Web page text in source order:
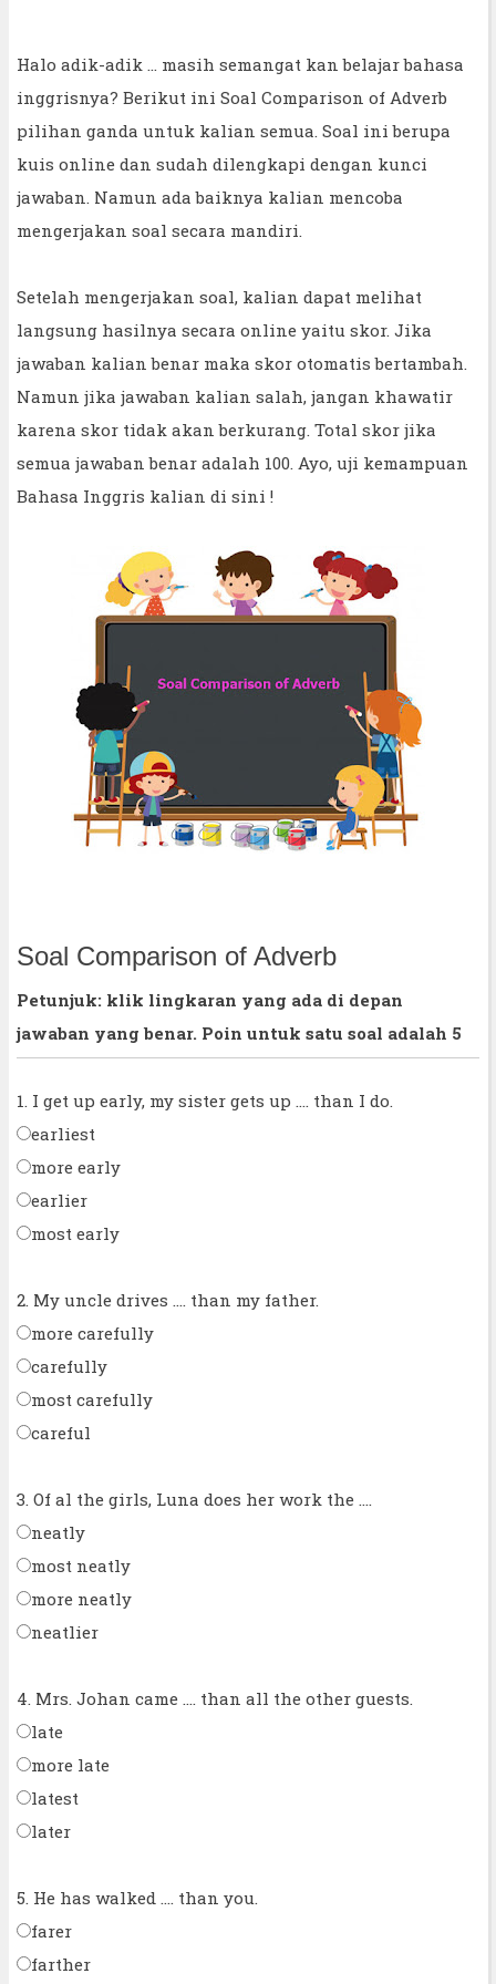
Halo adik-adik ... masih semangat kan belajar bahasa
inggrisnya? Berikut ini Soal Comparison of Adverb
pilihan ganda untuk kalian semua. Soal ini berupa
kuis online dan sudah dilengkapi dengan kunci
jawaban. Namun ada baiknya kalian mencoba
mengerjakan soal secara mandiri.
Setelah mengerjakan soal, kalian dapat melihat
langsung hasilnya secara online yaitu skor. Jika
jawaban kalian benar maka skor otomatis bertambah.
Namun jika jawaban kalian salah, jangan khawatir
karena skor tidak akan berkurang. Total skor jika
semua jawaban benar adalah 100. Ayo, uji kemampuan
Bahasa Inggris kalian di sini !
Soal Comparison of Adverb
Petunjuk: klik lingkaran yang ada di depan
jawaban yang benar. Poin untuk satu soal adalah 5
1. I get up early, my sister gets up .... than I do.
earliest
more early
earlier
most early
2. My uncle drives .... than my father.
more carefully
carefully
most carefully
careful
3. Of al the girls, Luna does her work the ....
neatly
most neatly
more neatly
neatlier
4. Mrs. Johan came .... than all the other guests.
late
more late
latest
later
5. He has walked .... than you.
farer
farther